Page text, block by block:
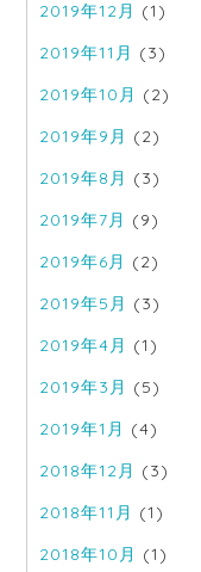
2019年12月 (1)
2019年11月 (3)
2019年10月 (2)
2019年9月 (2)
2019年8月 (3)
2019年7月 (9)
2019年6月 (2)
2019年5月 (3)
2019年4月 (1)
2019年3月 (5)
2019年1月 (4)
2018年12月 (3)
2018年11月 (1)
2018年10月 (1)